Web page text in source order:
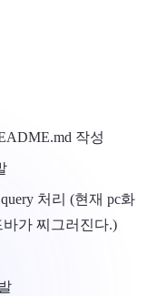
작성
처리 (현재 pc화
가 찌그러진다.)